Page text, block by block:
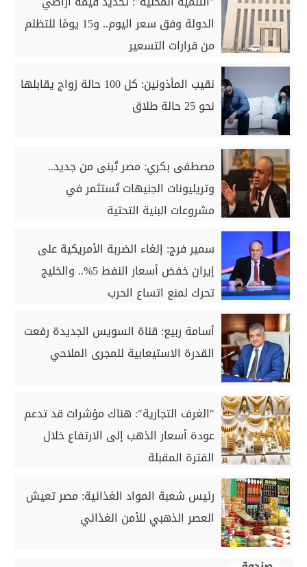
الدولة وفق سعر اليوم.. و15 يومًا للتظلم
من قرارات التسعير
نقيب المأذونين: كل 100 حالة زواج يقابلها
نحو 25 حالة طلاق
مصطفى بكري: مصر تُبنى من جديد..
وتريليونات الجنيهات تُستثمر في
مشروعات البنية التحتية
سمير فرج: إلغاء الضربة الأمريكية على
إيران خفض أسعار النفط 5%.. والخليج
تحرك لمنع اتساع الحرب
أسامة ربيع: قناة السويس الجديدة رفعت
القدرة الاستيعابية للمجرى الملاحي
"الغرف التجارية": هناك مؤشرات قد تدعم
عودة أسعار الذهب إلى الارتفاع خلال
الفترة المقبلة
رئيس شعبة المواد الغذائية: مصر تعيش
العصر الذهبي للأمن الغذائي